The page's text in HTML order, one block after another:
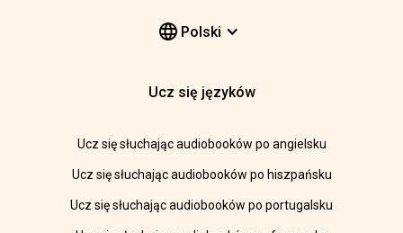
Polski
Ucz się języków
Ucz się słuchając audiobooków po angielsku
Ucz się słuchając audiobooków po hiszpańsku
Ucz się słuchając audiobooków po portugalsku